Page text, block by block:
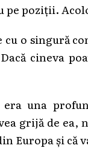
poziții.
o singură
cineva
una
grijă de ea,
Europa și că